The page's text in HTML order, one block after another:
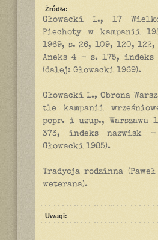
Źródła:
Głowacki L., 17
Piechoty w kampanii
1969, s. 26, 109, 120,
Aneks 4 - s. 175, indeks
(dalej: Głowacki 1969).
Głowacki L., Obrona
tle kampanii
popr. i uzup., Warszawa
373, indeks nazwisk
Głowacki 1985).
Tradycja rodzinna (Paweł
weterana).
Uwagi: